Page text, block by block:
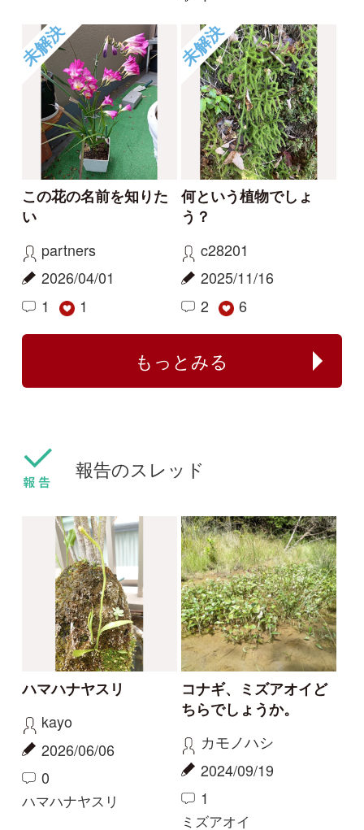
ハマハナヤスリ
kayo
2026/06/06
ハマハナヤスリ
コナギ、ミズアオイど
ちらでしょうか。
カモノハシ
2024/09/19
ミズアオイ
センボンヤリが咲きま
した
フタバムグラ属の外来
種
yamasyoku
カリガネソウ❓
ゴンちゃん
2023/09/15
2
カリガネソウ
ツチアケビは被食散布
yamasyoku
2023/09/08
1
ツチアケビ